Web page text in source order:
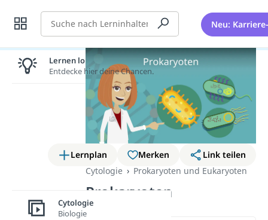
Suche Neu:
Lernplan Merken
Link teilen
Cytologie
Prokaryoten und Eukaryoten
Prokaryoten
Lernen lohnt sich!
Entdecke hier deine Chancen.
Cytologie
Biologie